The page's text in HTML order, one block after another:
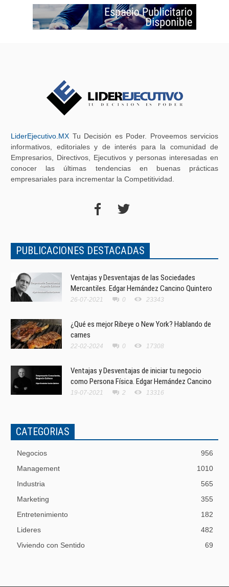
LiderEjecutivo.MX Tu Decisión es Poder. Proveemos servicios
informativos, editoriales y de interés para la comunidad de
Empresarios, Directivos, Ejecutivos y personas interesadas en
conocer las últimas tendencias en buenas prácticas
empresariales para incrementar la Competitividad.
PUBLICACIONES DESTACADAS
Ventajas y Desventajas de las Sociedades
Mercantiles. Edgar Hernández Cancino Quintero
26-07-2021 0 23343
¿Qué es mejor Ribeye o New York? Hablando de
carnes
22-02-2024 0 17308
Ventajas y Desventajas de iniciar tu negocio
como Persona Física. Edgar Hernández Cancino
19-07-2021 2 13316
CATEGORIAS
Negocios
956
Management
1010
Industria
565
Marketing
355
Entretenimiento
182
Lideres
482
Viviendo con Sentido
69